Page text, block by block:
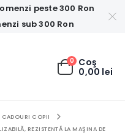
peste 300 Ron
sub 300 Ron
0 Coş
0,00 lei
CADOURI COPII
REZISTENTĂ LA MAŞINA DE